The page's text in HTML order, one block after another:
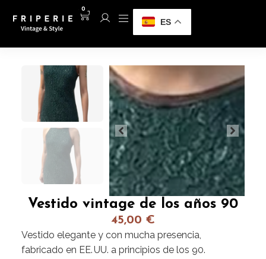
0
ES
Vestido vintage de los años 90
45,00 €
Vestido elegante y con mucha presencia,
fabricado en EE. UU. a principios de los 90.